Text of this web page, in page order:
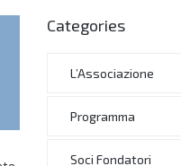
Categories
L’Associazione
Programma
Soci Fondatori